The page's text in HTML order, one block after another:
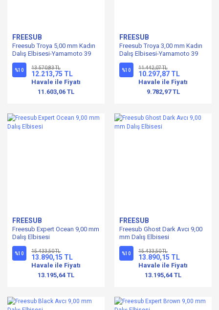
FREESUB
Freesub Troya 5,00 mm Kadın
Dalış Elbisesi-Yamamoto 39
%10 13.570,83 TL
12.213,75 TL
Havale ile Fiyatı
11.603,06 TL
FREESUB
Freesub Troya 3,00 mm Kadın
Dalış Elbisesi-Yamamoto 39
%10 11.442,07 TL
10.297,87 TL
Havale ile Fiyatı
9.782,97 TL
FREESUB
Freesub Expert Ocean 9,00 mm
Dalış Elbisesi
%10 15.433,50 TL
13.890,15 TL
Havale ile Fiyatı
13.195,64 TL
FREESUB
Freesub Ghost Dark Avcı 9,00
mm Dalış Elbisesi
%10 15.433,50 TL
13.890,15 TL
Havale ile Fiyatı
13.195,64 TL